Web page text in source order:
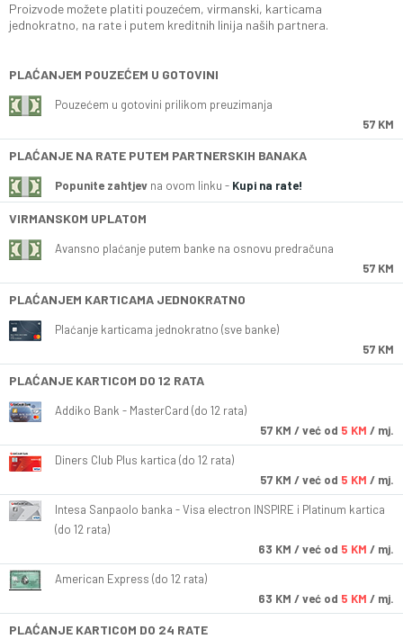
Proizvode možete platiti pouzećem, virmanski, karticama
jednokratno, na rate i putem kreditnih linija naših partnera.
PLAĆANJEM POUZEĆEM U GOTOVINI
Pouzećem u gotovini prilikom preuzimanja
57 KM
PLAĆANJE NA RATE PUTEM PARTNERSKIH BANAKA
Popunite zahtjev na ovom linku - Kupi na rate!
VIRMANSKOM UPLATOM
Avansno plaćanje putem banke na osnovu predračuna
57 KM
PLAĆANJEM KARTICAMA JEDNOKRATNO
Plaćanje karticama jednokratno (sve banke)
57 KM
PLAĆANJE KARTICOM DO 12 RATA
Addiko Bank - MasterCard (do 12 rata)
57 KM / već od 5 KM / mj.
Diners Club Plus kartica (do 12 rata)
57 KM / već od 5 KM / mj.
Intesa Sanpaolo banka - Visa electron INSPIRE i Platinum kartica
(do 12 rata)
63 KM / već od 5 KM / mj.
American Express (do 12 rata)
63 KM / već od 5 KM / mj.
PLAĆANJE KARTICOM DO 24 RATE